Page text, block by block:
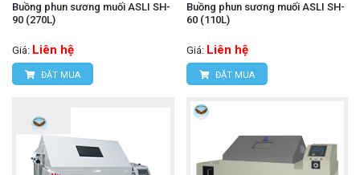
Buồng phun sương muối ASLI SH-
90 (270L)
Giá: Liên hệ
ĐẶT MUA
Buồng phun sương muối ASLI SH-
60 (110L)
Giá: Liên hệ
ĐẶT MUA